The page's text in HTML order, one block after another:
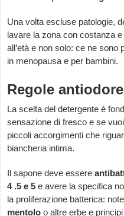
Una volta escluse patologie,
lavare la zona con costanza
all’età e non solo: ce ne sono
in menopausa e per bambini.
Regole antiodore
La scelta del detergente è
sensazione di fresco e se
piccoli accorgimenti che
biancheria intima.
Il sapone deve essere
4 .5 e 5 e avere la specifica
la proliferazione batterica:
mentolo o altre erbe e